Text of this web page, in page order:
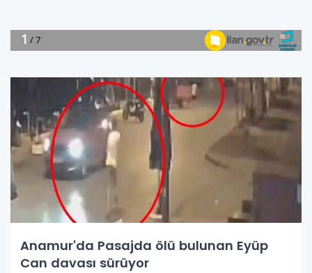
Anamur'da Pasajda ölü bulunan Eyüp
Can davası sürüyor